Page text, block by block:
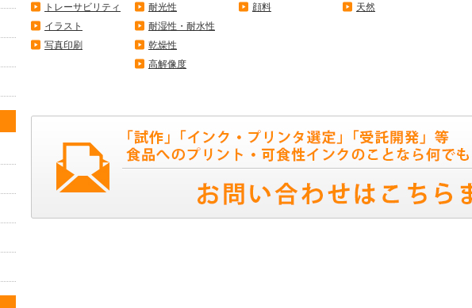
トレーサビリティ
イラスト
写真印刷
耐光性
耐湿性・耐水性
乾燥性
高解像度
顔料
天然